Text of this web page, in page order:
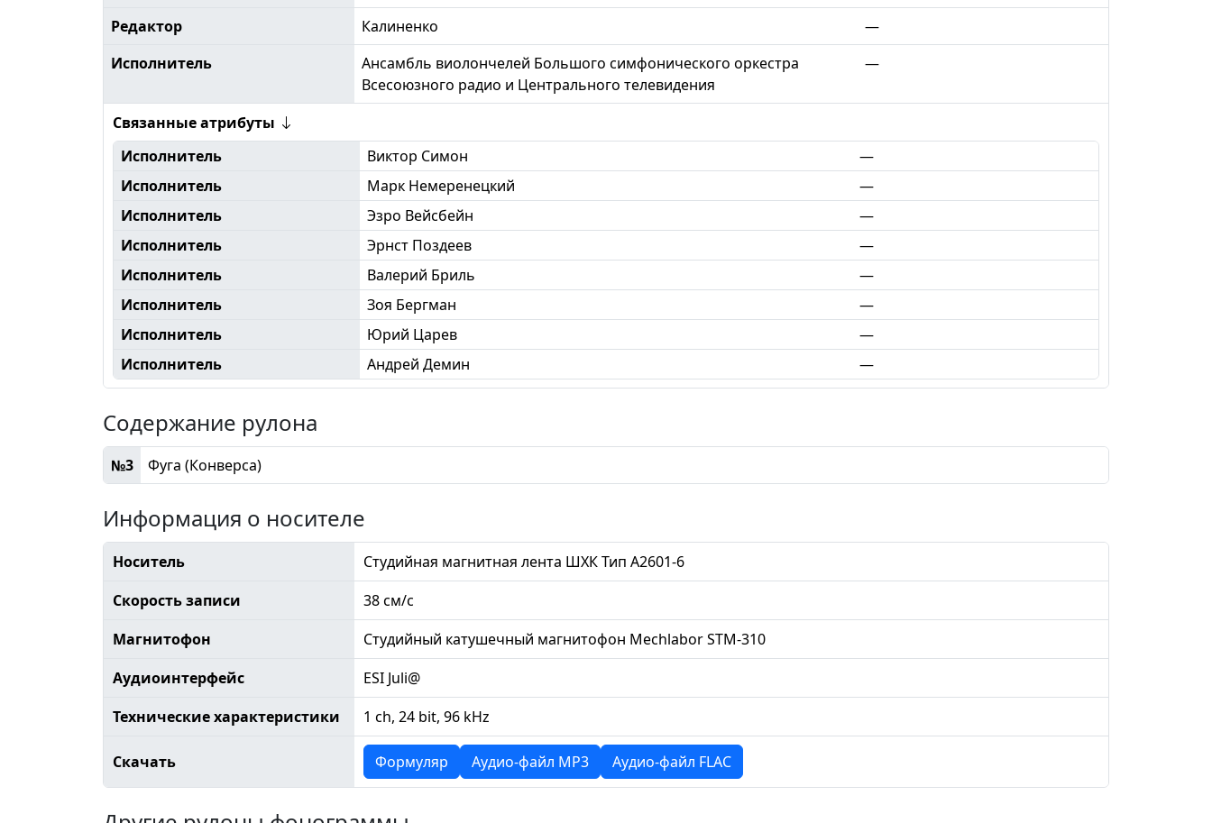
Редактор
Калиненко
—
Исполнитель
Ансамбль виолончелей Большого симфонического оркестра
Всесоюзного радио и Центрального телевидения
—
Связанные атрибуты
Исполнитель
Виктор Симон
—
Исполнитель
Марк Немеренецкий
—
Исполнитель
Эзро Вейсбейн
—
Исполнитель
Эрнст Поздеев
—
Исполнитель
Валерий Бриль
—
Исполнитель
Зоя Бергман
—
Исполнитель
Юрий Царев
—
Исполнитель
Андрей Демин —
Содержание рулона
№3 Фуга (Конверса)
Информация о носителе
Носитель
Студийная магнитная лента ШХК Тип А2601-6
Скорость записи
38 см/с
Магнитофон
Студийный катушечный магнитофон Mechlabor STM-310
Аудиоинтерфейс
ESI Juli@
Технические характеристики
1 ch, 24 bit, 96 kHz
Скачать Формуляр Аудио-файл MP3 Аудио-файл FLAC